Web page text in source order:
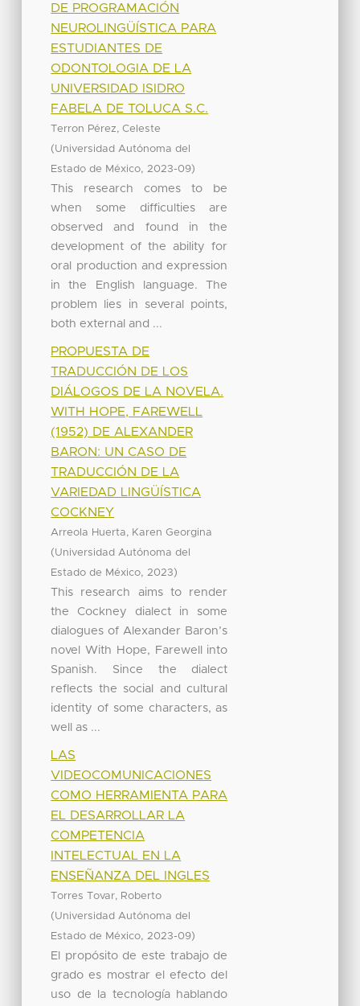
DE PROGRAMACIÓN
NEUROLINGÜÍSTICA PARA
ESTUDIANTES DE
ODONTOLOGIA DE LA
UNIVERSIDAD ISIDRO
FABELA DE TOLUCA S.C.
Terron Pérez, Celeste
(Universidad Autónoma del
Estado de México, 2023-09)
This research comes to be
when some difficulties are
observed and found in the
development of the ability for
oral production and expression
in the English language. The
problem lies in several points,
both external and ...
PROPUESTA DE
TRADUCCIÓN DE LOS
DIÁLOGOS DE LA NOVELA.
WITH HOPE, FAREWELL
(1952) DE ALEXANDER
BARON: UN CASO DE
TRADUCCIÓN DE LA
VARIEDAD LINGÜÍSTICA
COCKNEY
Arreola Huerta, Karen Georgina
(Universidad Autónoma del
Estado de México, 2023)
This research aims to render
the Cockney dialect in some
dialogues of Alexander Baron’s
novel With Hope, Farewell into
Spanish. Since the dialect
reflects the social and cultural
identity of some characters, as
well as ...
LAS
VIDEOCOMUNICACIONES
COMO HERRAMIENTA PARA
EL DESARROLLAR LA
COMPETENCIA
INTELECTUAL EN LA
ENSEÑANZA DEL INGLES
Torres Tovar, Roberto
(Universidad Autónoma del
Estado de México, 2023-09)
El propósito de este trabajo de
grado es mostrar el efecto del
uso de la tecnología hablando